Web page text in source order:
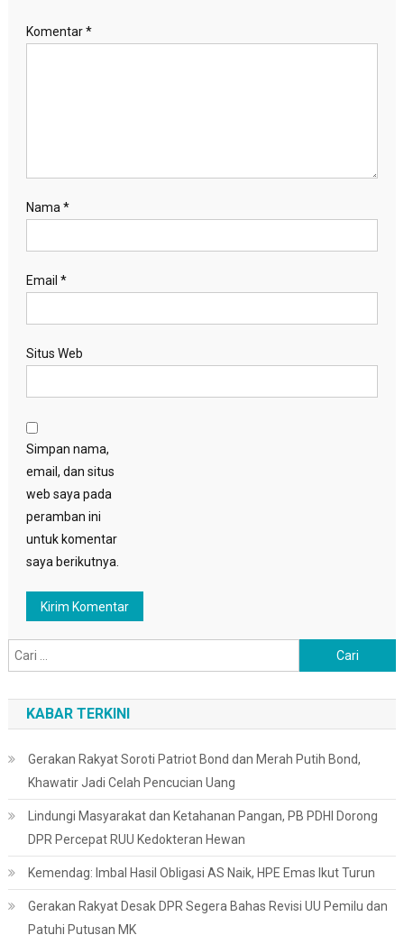
Komentar*
Nama*
Email *
Situs Web
Simpan nama,
email, dan situs
web saya pada
peramban ini
untuk komentar
saya berikutnya.
untuk:
KABAR TERKINI
Gerakan Rakyat Soroti Patriot Bond dan Merah Putih Bond,
Khawatir Jadi Celah Pencucian Uang
Lindungi Masyarakat dan Ketahanan Pangan, PB PDHI Dorong
DPR Percepat RUU Kedokteran Hewan
Kemendag: Imbal Hasil Obligasi AS Naik, HPE Emas Ikut Turun
Gerakan Rakyat Desak DPR Segera Bahas Revisi UU Pemilu dan
Patuhi Putusan MK